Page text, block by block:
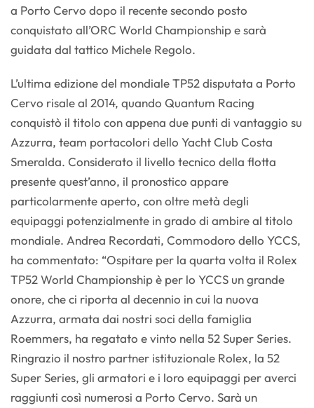
a Porto Cervo dopo il recente secondo posto
conquistato all’ORC World Championship e sarà
guidata dal tattico Michele Regolo.
L’ultima edizione del mondiale TP52 disputata a Porto
Cervo risale al 2014, quando Quantum Racing
conquistò il titolo con appena due punti di vantaggio su
Azzurra, team portacolori dello Yacht Club Costa
Smeralda. Considerato il livello tecnico della flotta
presente quest’anno, il pronostico appare
particolarmente aperto, con oltre metà degli
equipaggi potenzialmente in grado di ambire al titolo
mondiale. Andrea Recordati, Commodoro dello YCCS,
ha commentato: “Ospitare per la quarta volta il Rolex
TP52 World Championship è per lo YCCS un grande
onore, che ci riporta al decennio in cui la nuova
Azzurra, armata dai nostri soci della famiglia
Roemmers, ha regatato e vinto nella 52 Super Series.
Ringrazio il nostro partner istituzionale Rolex, la 52
Super Series, gli armatori e i loro equipaggi per averci
raggiunti così numerosi a Porto Cervo. Sarà un